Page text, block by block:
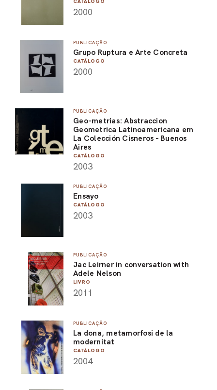
CATÁLOGO
2000
PUBLICAÇÃO
Grupo Ruptura e Arte Concreta
CATÁLOGO
2000
PUBLICAÇÃO
Geo-metrias: Abstraccion
Geometrica Latinoamericana em
La Colección Cisneros - Buenos
Aires
CATÁLOGO
2003
PUBLICAÇÃO
Ensayo
CATÁLOGO
2003
PUBLICAÇÃO
Jac Leirner in conversation with
Adele Nelson
LIVRO
2011
PUBLICAÇÃO
La dona, metamorfosi de la
modernitat
CATÁLOGO
2004